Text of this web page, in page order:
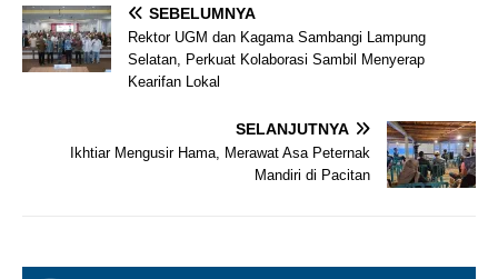
SEBELUMNYA
Rektor UGM dan Kagama Sambangi Lampung
Selatan, Perkuat Kolaborasi Sambil Menyerap
Kearifan Lokal
SELANJUTNYA
Ikhtiar Mengusir Hama, Merawat Asa Peternak
Mandiri di Pacitan